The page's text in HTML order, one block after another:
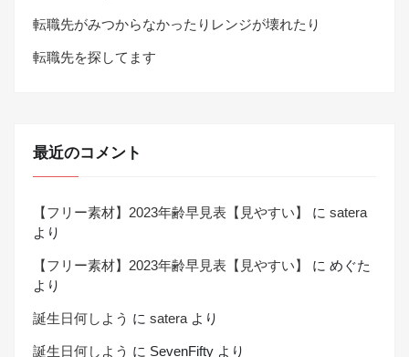
転職先がみつからなかったりレンジが壊れたり
転職先を探してます
最近のコメント
【フリー素材】2023年齢早見表【見やすい】 に satera
より
【フリー素材】2023年齢早見表【見やすい】 に めぐた
より
誕生日何しよう に satera より
誕生日何しよう に SevenFifty より